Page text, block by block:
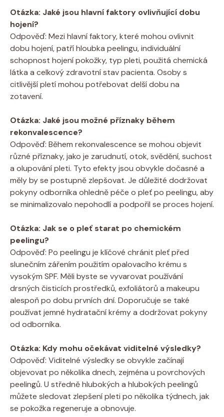
Otázka: Jaké jsou hlavní faktory ovlivňující dobu
hojení?
Odpověď: Mezi hlavní faktory, které mohou ovlivnit
dobu hojení, patří hloubka peelingu, individuální
schopnost hojení pokožky, typ pleti, použitá chemická
látka a celkový zdravotní stav pacienta. Osoby s
citlivější pletí mohou potřebovat delší dobu na
zotavení.
Otázka: Jaké jsou možné příznaky během
rekonvalescence?
Odpověď: Během rekonvalescence se mohou objevit
různé příznaky, jako je zarudnutí, otok, svědění, suchost
a olupování pleti. Tyto efekty jsou obvykle dočasné a
měly by se postupně zlepšovat. Je důležité dodržovat
pokyny odborníka ohledně péče o pleť po peelingu, aby
se minimalizovalo nepohodlí a podpořil se proces hojení.
Otázka: Jak se o pleť starat po chemickém
peelingu?
Odpověď: Po peelingu je klíčové chránit pleť před
slunečním zářením použitím opalovacího krému s
vysokým SPF. Měli byste se vyvarovat používání
drsných čisticích prostředků, exfoliátorů a makeupu
alespoň po dobu prvních dní. Doporučuje se také
používat jemné hydratační krémy a dodržovat pokyny
od odborníka.
Otázka: Kdy mohu očekávat viditelné výsledky?
Odpověď: Viditelné výsledky se obvykle začínají
objevovat po několika dnech, zejména u povrchových
peelingů. U středně hlubokých a hlubokých peelingů
můžete sledovat zlepšení pleti po několika týdnech, jak
se pokožka regeneruje a obnovuje.